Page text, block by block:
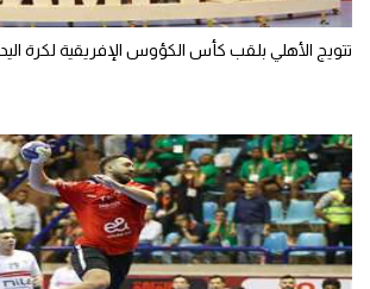
تتويج الأهلي بلقب كأس الكؤوس الإفريقية لكرة اليد